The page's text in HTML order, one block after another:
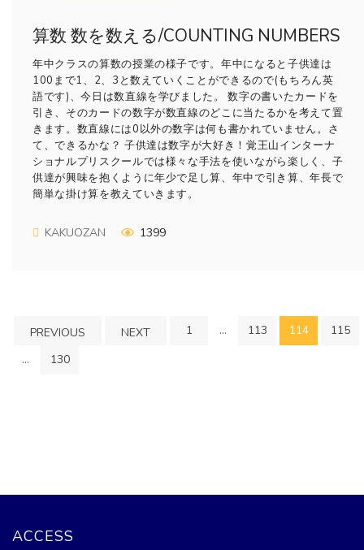
算数 数を数える/COUNTING NUMBERS
年中クラスの算数の授業の様子です。年中になると子供達は
100まで1、2、3と数えていくことができるので(もちろん英
語です)、今日は数直線を学びました。 数字の書いたカードを
引き、そのカードの数字が数直線のどこに当たるかを考えて置
きます。数直線には0以外の数字は何も書かれていません。さ
て、できるかな？ 子供達は数字が大好き！覚王山インターナ
ショナルプリスクールでは様々な手法を使いながら楽しく、子
供達が興味を抱くように年少で足し算、年中で引き算、年長で
簡単な掛け算を教えていきます。
KAKUOZAN 1399
PREVIOUS NEXT 1 … 113 114
115
…
130
ACCESS